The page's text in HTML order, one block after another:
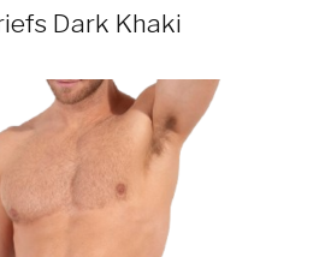
Dark Khaki